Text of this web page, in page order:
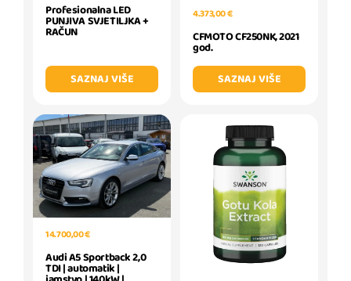
Profesionalna LED
PUNJIVA SVJETILJKA +
RAČUN
SAZNAJ VIŠE
4.373,00 €
CFMOTO CF250NK, 2021
god.
SAZNAJ VIŠE
14.700,00 €
Audi A5 Sportback 2,0
TDI | automatik |